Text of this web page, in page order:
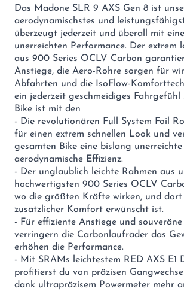
Das Madone SLR 9 AXS Gen 8 ist
aerodynamischstes und
überzeugt jederzeit und überall mit
unerreichten Performance. Der extrem
aus 900 Series OCLV Carbon
Anstiege, die Aero-Rohre sorgen für
Abfahrten und die IsoFlow-
ein jederzeit geschmeidiges Fahrgefühl
Bike ist mit den
- Die revolutionären Full System Foil
für einen extrem schnellen Look und
gesamten Bike eine bislang unerreichte
aerodynamische Effizienz.
- Der unglaublich leichte Rahmen aus
hochwertigsten 900 Series OCLV
wo die größten Kräfte wirken, und dort
zusätzlicher Komfort erwünscht ist.
- Für effiziente Anstiege und
verringern die Carbonlaufräder das
erhöhen die Performance.
- Mit SRAMs leichtestem RED AXS E1
profitierst du von präzisen
dank ultrapräzisem Powermeter mehr